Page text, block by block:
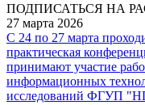
ПОДПИСАТЬСЯ НА
27 марта 2026
С 24 по 27 марта
практическая
принимают участие
информационных
исследований ФГУП